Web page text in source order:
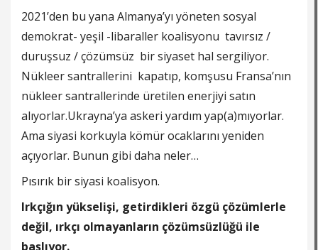
2021’den bu yana Almanya’yı yöneten sosyal
demokrat- yeşil -libaraller koalisyonu tavırsız /
duruşsuz / çözümsüz bir siyaset hal sergiliyor.
Nükleer santrallerini kapatıp, komşusu Fransa’nın
nükleer santrallerinde üretilen enerjiyi satın
alıyorlar.Ukrayna’ya askeri yardım yap(a)mıyorlar.
Ama siyasi korkuyla kömür ocaklarını yeniden
açıyorlar. Bunun gibi daha neler…
Pısırık bir siyasi koalisyon.
Irkçığın yükselişi, getirdikleri özgü çözümlerle
değil, ırkçı olmayanların çözümsüzlüğü ile
başlıyor.